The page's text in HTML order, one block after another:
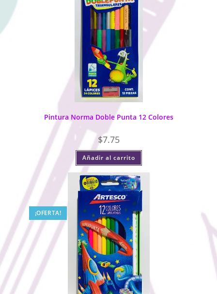
Pintura Norma Doble Punta 12 Colores
$7.75
Añadir al carrito
¡OFERTA!